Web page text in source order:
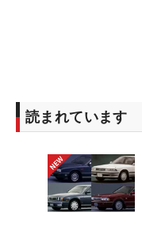
読まれています